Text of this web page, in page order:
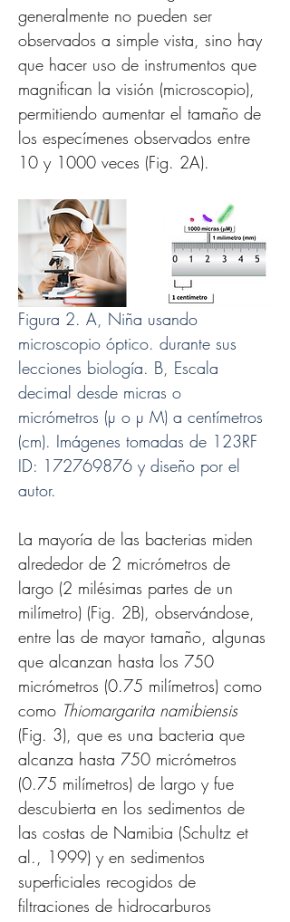
generalmente no pueden ser
observados a simple vista, sino hay
que hacer uso de instrumentos que
magnifican la visión (microscopio),
permitiendo aumentar el tamaño de
los especímenes observados entre
10 y 1000 veces (Fig. 2A).
Figura 2. A, Niña usando
microscopio óptico. durante sus
lecciones biología. B, Escala
decimal desde micras o
micrómetros (µ o µ M) a centímetros
(cm). Imágenes tomadas de 123RF
ID: 172769876 y diseño por el
autor.
La mayoría de las bacterias miden
alrededor de 2 micrómetros de
largo (2 milésimas partes de un
milímetro) (Fig. 2B), observándose,
entre las de mayor tamaño, algunas
que alcanzan hasta los 750
micrómetros (0.75 milímetros) como
como Thiomargarita namibiensis
(Fig. 3), que es una bacteria que
alcanza hasta 750 micrómetros
(0.75 milímetros) de largo y fue
descubierta en los sedimentos de
las costas de Namibia (Schultz et
al., 1999) y en sedimentos
superficiales recogidos de
filtraciones de hidrocarburos